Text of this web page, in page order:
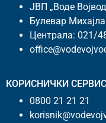
ЈВП „Воде
Булевар
Централа: 021/
КОРИСНИЧКИ СЕРВИС
0800 21 21 21